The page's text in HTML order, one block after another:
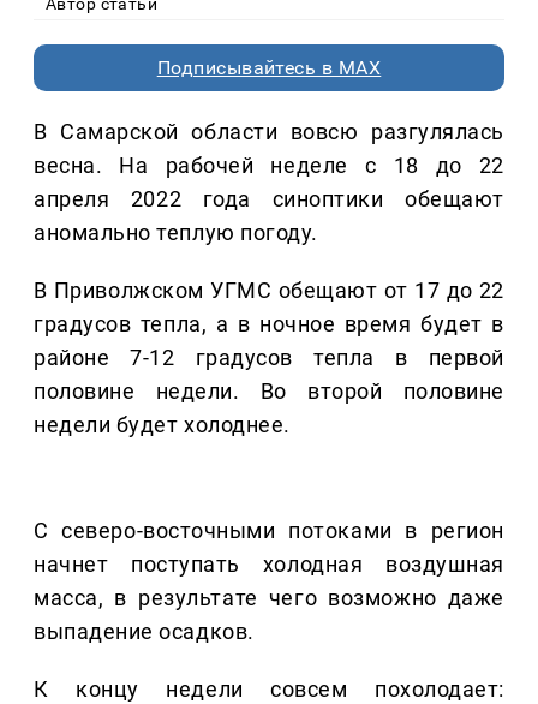
Подписывайтесь в MAX
В Самарской области вовсю разгулялась
весна. На рабочей неделе с 18 до 22
апреля 2022 года синоптики обещают
аномально теплую погоду.
В Приволжском УГМС обещают от 17 до 22
градусов тепла, а в ночное время будет в
районе 7-12 градусов тепла в первой
половине недели. Во второй половине
недели будет холоднее.
С северо-восточными потоками в регион
начнет поступать холодная воздушная
масса, в результате чего возможно даже
выпадение осадков.
К концу недели совсем похолодает: